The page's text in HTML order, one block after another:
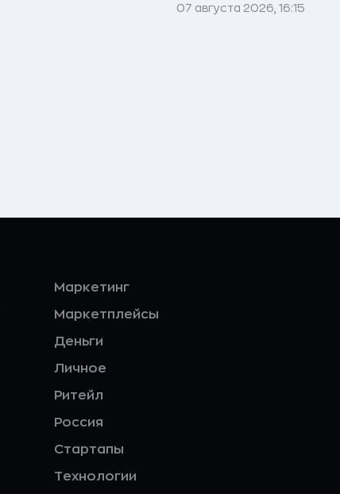
07 августа 2026, 16:15
Маркетинг
Маркетплейсы
Деньги
Личное
Ритейл
Россия
Стартапы
Технологии